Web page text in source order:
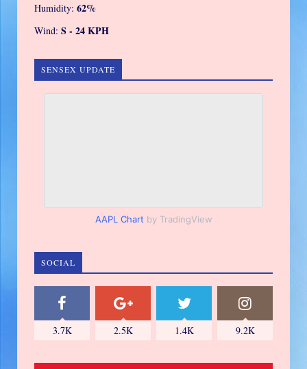
Humidity: 62%
Wind: S - 24 KPH
SENSEX UPDATE
AAPL Chart by TradingView
SOCIAL
3.7K 2.5K 1.4K 9.2K